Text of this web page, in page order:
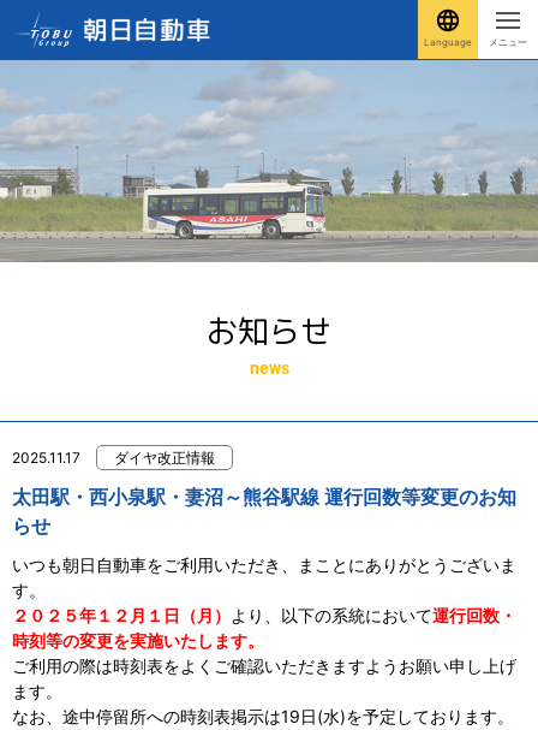
Language メニュー
お知らせ
news
2025.11.17 ダイヤ改正情報
太田駅・西小泉駅・妻沼～熊谷駅線 運行回数等変更のお知
らせ
いつも朝日自動車をご利用いただき、まことにありがとうございま
す。
２０２５年１２月１日（月） より、以下の系統において運行回数・
時刻等の変更を実施いたします。
ご利用の際は時刻表をよくご確認いただきますようお願い申し上げ
ます。
なお、途中停留所への時刻表掲示は19日(水)を予定しております。